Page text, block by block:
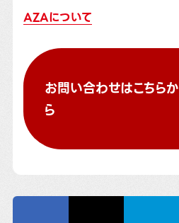
AZAについて
お問い合わせはこちらか
ら